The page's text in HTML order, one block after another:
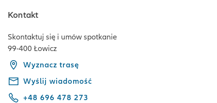
Kontakt
Skontaktuj się i umów spotkanie
99-400 Łowicz
Wyznacz trasę
Wyślij wiadomość
+48 696 478 273